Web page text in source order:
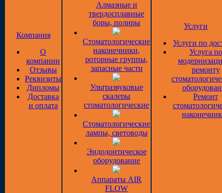
Компания
О
компании
Отзывы
Реквизиты
Дипломы
Доставка
и оплата
Алмазные и
твердосплавные
боры, полиры
Стоматологические
наконечники,
роторные группы,
запасные части
Ультразвуковые
скалеры
стоматологические
Стоматологические
лампы, световоды
Эндодонтическое
оборудование
Аппараты AIR
FLOW
Услуги
Услуги по
Услуга по
ремонту
Ремонт